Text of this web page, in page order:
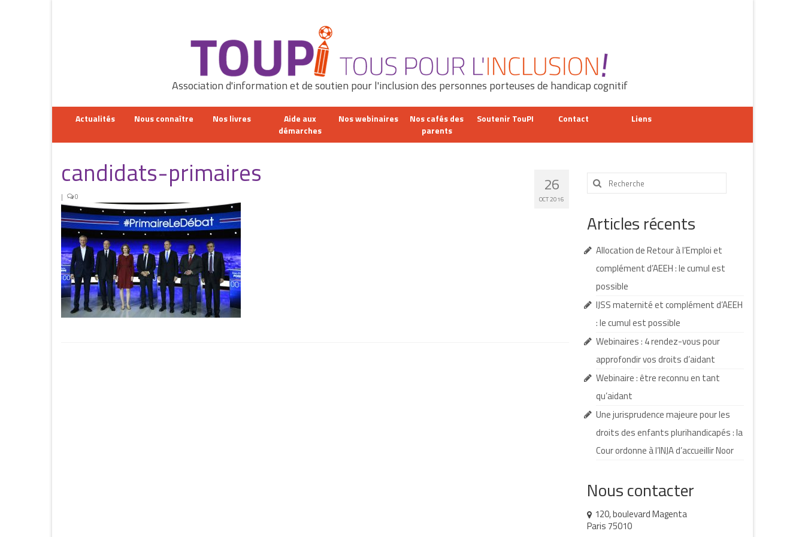
Association d'information et de soutien pour l'inclusion des personnes porteuses de handicap cognitif
Actualités Nous connaître Nos livres
Aide aux
démarches
Nos webinaires
Nos cafés des
parents
Soutenir TouPI Contact Liens
26
OCT 2016
candidats-primaires
| 0
Rechercher
:
Articles récents
Allocation de Retour à l’Emploi et
complément d’AEEH : le cumul est
possible
IJSS maternité et complément d’AEEH
: le cumul est possible
Webinaires : 4 rendez-vous pour
approfondir vos droits d’aidant
Webinaire : être reconnu en tant
qu’aidant
Une jurisprudence majeure pour les
droits des enfants plurihandicapés : la
Cour ordonne à l’INJA d’accueillir Noor
Nous contacter
120, boulevard Magenta
Paris 75010